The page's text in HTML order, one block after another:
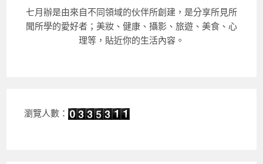
七月辦是由來自不同領域的伙伴所創建，是分享所見所
聞所學的愛好者；美妝、健康、攝影、旅遊、美食、心
理等，貼近你的生活內容。
瀏覽人數：